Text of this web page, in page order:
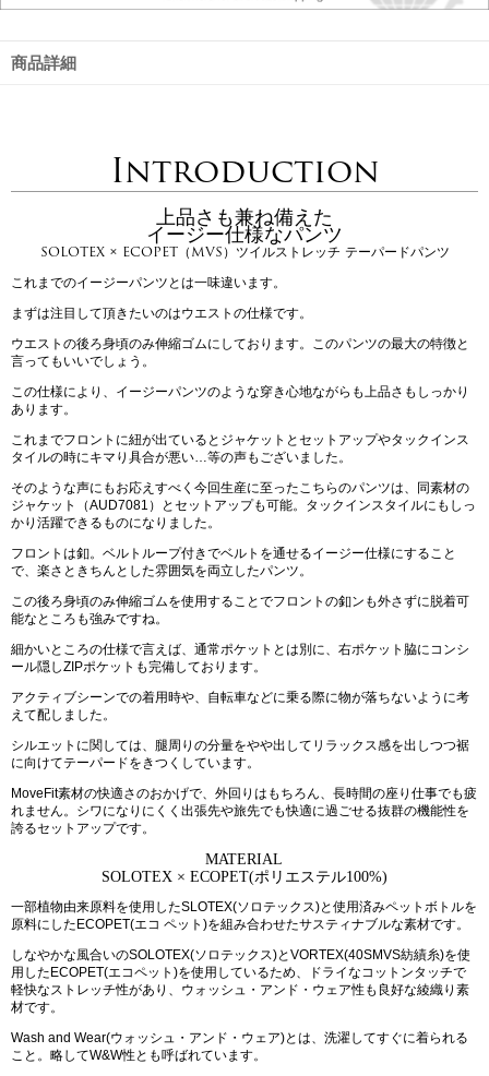
商品詳細
Introduction
上品さも兼ね備えた
イージー仕様なパンツ
SOLOTEX × ECOPET（MVS）ツイルストレッチ テーパードパンツ
これまでのイージーパンツとは一味違います。
まずは注目して頂きたいのはウエストの仕様です。
ウエストの後ろ身頃のみ伸縮ゴムにしております。このパンツの最大の特徴と
言ってもいいでしょう。
この仕様により、イージーパンツのような穿き心地ながらも上品さもしっかり
あります。
これまでフロントに紐が出ているとジャケットとセットアップやタックインス
タイルの時にキマり具合が悪い…等の声もございました。
そのような声にもお応えすべく今回生産に至ったこちらのパンツは、同素材の
ジャケット（AUD7081）とセットアップも可能。タックインスタイルにもしっ
かり活躍できるものになりました。
フロントは釦。ベルトループ付きでベルトを通せるイージー仕様にすること
で、楽さときちんとした雰囲気を両立したパンツ。
この後ろ身頃のみ伸縮ゴムを使用することでフロントの釦ンも外さずに脱着可
能なところも強みですね。
細かいところの仕様で言えば、通常ポケットとは別に、右ポケット脇にコンシ
ール隠しZIPポケットも完備しております。
アクティブシーンでの着用時や、自転車などに乗る際に物が落ちないように考
えて配しました。
シルエットに関しては、腿周りの分量をやや出してリラックス感を出しつつ裾
に向けてテーパードをきつくしています。
MoveFit素材の快適さのおかげで、外回りはもちろん、長時間の座り仕事でも疲
れません。シワになりにくく出張先や旅先でも快適に過ごせる抜群の機能性を
誇るセットアップです。
MATERIAL
SOLOTEX × ECOPET(ポリエステル100%)
一部植物由来原料を使用したSLOTEX(ソロテックス)と使用済みペットボトルを
原料にしたECOPET(エコ ペット)を組み合わせたサスティナブルな素材です。
しなやかな風合いのSOLOTEX(ソロテックス)とVORTEX(40SMVS紡績糸)を使
用したECOPET(エコペット)を使用しているため、ドライなコットンタッチで
軽快なストレッチ性があり、ウォッシュ・アンド・ウェア性も良好な綾織り素
材です。
Wash and Wear(ウォッシュ・アンド・ウェア)とは、洗濯してすぐに着られる
こと。略してW&W性とも呼ばれています。